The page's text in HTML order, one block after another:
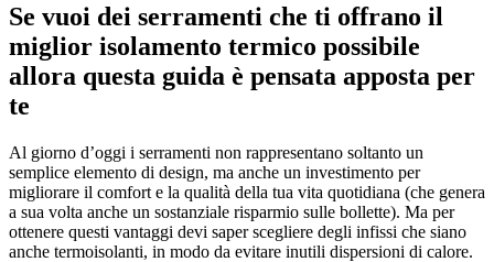
Se vuoi dei serramenti che ti offrano il
miglior isolamento termico possibile
allora questa guida è pensata apposta per
te
Al giorno d’oggi i serramenti non rappresentano soltanto un
semplice elemento di design, ma anche un investimento per
migliorare il comfort e la qualità della tua vita quotidiana (che genera
a sua volta anche un sostanziale risparmio sulle bollette). Ma per
ottenere questi vantaggi devi saper scegliere degli infissi che siano
anche termoisolanti, in modo da evitare inutili dispersioni di calore.